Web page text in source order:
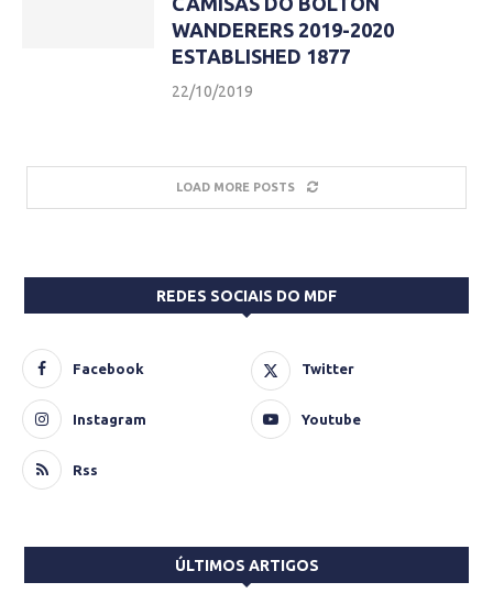
WANDERERS 2019-2020
ESTABLISHED 1877
22/10/2019
LOAD MORE POSTS
REDES SOCIAIS DO MDF
Facebook Twitter
Instagram Youtube
Rss
ÚLTIMOS ARTIGOS